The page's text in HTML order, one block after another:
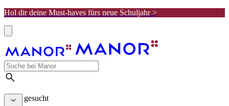
Hol dir deine Must-haves fürs neue Schuljahr >
Meist gesucht